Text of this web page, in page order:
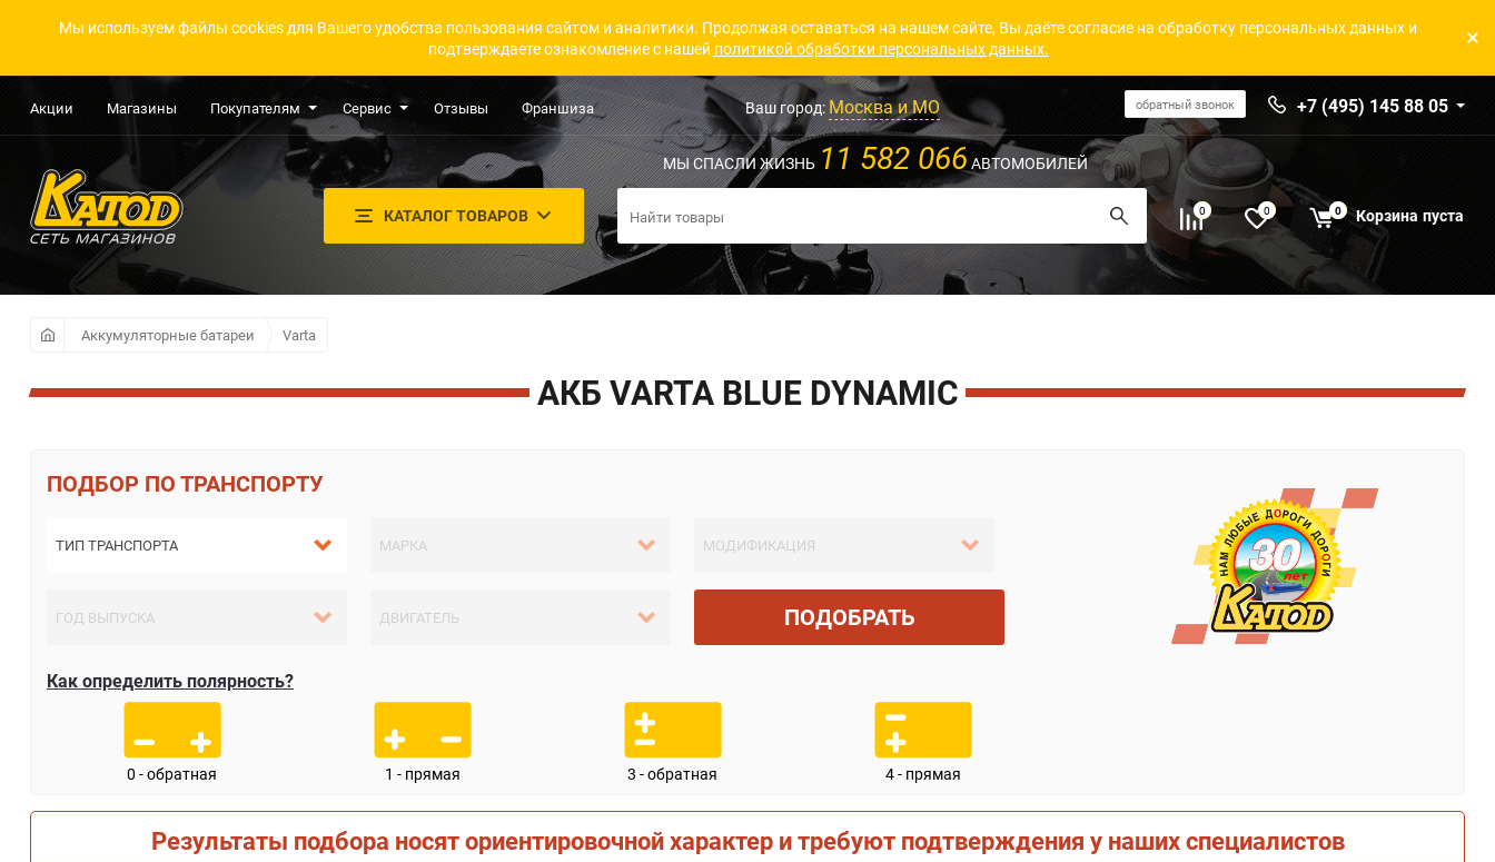
Мы используем файлы cookies для Вашего удобства пользования сайтом и аналитики. Продолжая оставаться на нашем сайте, Вы даёте согласие на обработку персональных данных и
подтверждаете ознакомление с нашей политикой обработки персональных данных.
Акции Магазины Покупателям Сервис Отзывы Франшиза Ваш город:Москва и МО обратный звонок +7 (495) 145 88 05
КАТАЛОГ ТОВАРОВ
МЫ СПАСЛИ ЖИЗНЬ 11 582 066 АВТОМОБИЛЕЙ
0 0 0 Корзина пуста
Аккумуляторные батареи Varta
АКБ VARTA BLUE DYNAMIC
ПО ТРАНСПОРТУ
ПОДОБРАТЬ
Как определить полярность?
0 - обратная 1 - прямая 3 - обратная 4 - прямая
Результаты подбора носят ориентировочной характер и требуют подтверждения у наших специалистов